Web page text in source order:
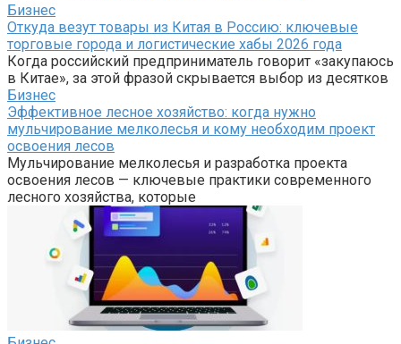
Бизнес
Откуда везут товары из Китая в Россию: ключевые
торговые города и логистические хабы 2026 года
Когда российский предприниматель говорит «закупаюсь
в Китае», за этой фразой скрывается выбор из десятков
Бизнес
Эффективное лесное хозяйство: когда нужно
мульчирование мелколесья и кому необходим проект
освоения лесов
Мульчирование мелколесья и разработка проекта
освоения лесов — ключевые практики современного
лесного хозяйства, которые